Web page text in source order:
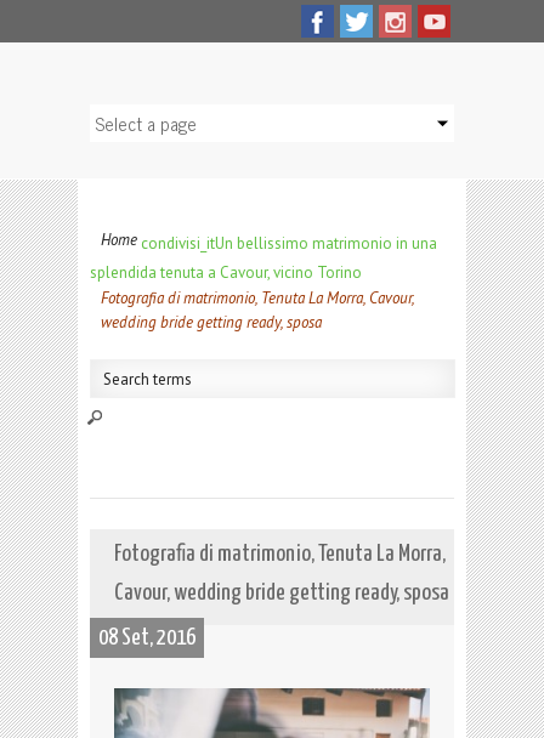
Home condivisi_itUn bellissimo matrimonio in una
splendida tenuta a Cavour, vicino Torino
Fotografia di matrimonio, Tenuta La Morra, Cavour,
wedding bride getting ready, sposa
Fotografia di matrimonio, Tenuta La Morra,
Cavour, wedding bride getting ready, sposa
08 Set, 2016